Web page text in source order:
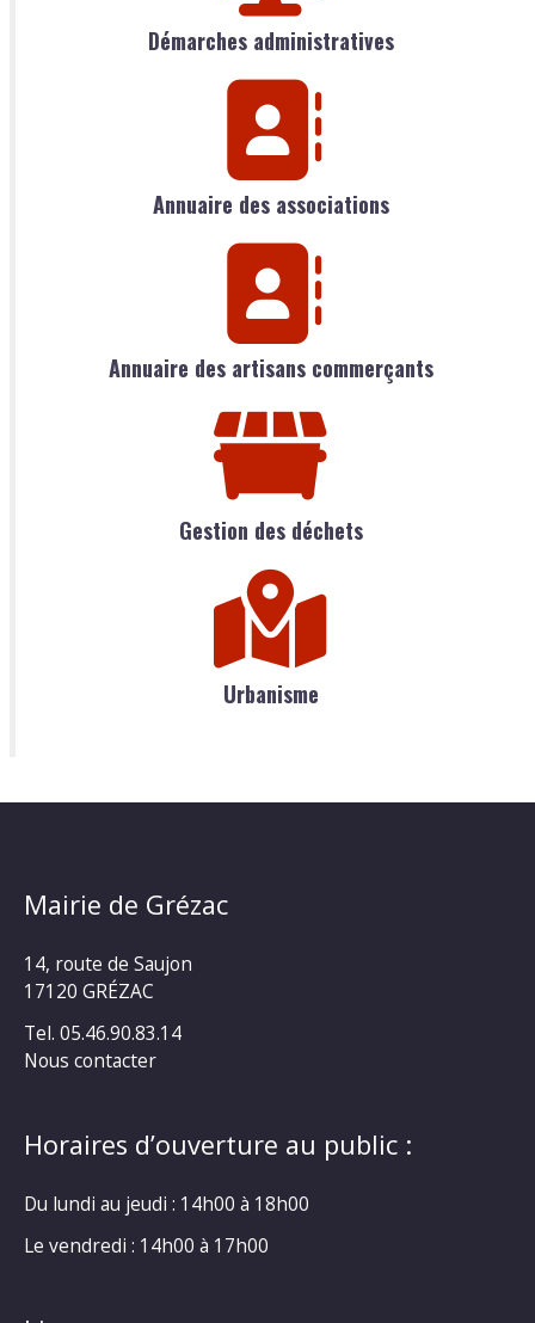
Démarches administratives
Annuaire des associations
Annuaire des artisans commerçants
Gestion des déchets
Urbanisme
Mairie de Grézac
14, route de Saujon
17120 GRÉZAC
Tel. 05.46.90.83.14
Nous contacter
Horaires d’ouverture au public :
Du lundi au jeudi : 14h00 à 18h00
Le vendredi : 14h00 à 17h00